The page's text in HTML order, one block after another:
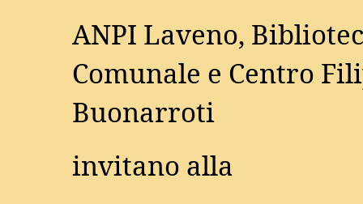
ANPI Laveno,
Comunale e Centro
Buonarroti
invitano alla